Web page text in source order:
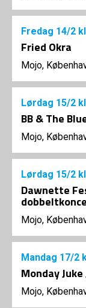
Fredag 14/2
Fried Okra
Mojo,
Lørdag 15/2
BB & The
Mojo,
Lørdag 15/2
Dawnette
Mojo,
Mandag 17/2
Monday
Mojo,